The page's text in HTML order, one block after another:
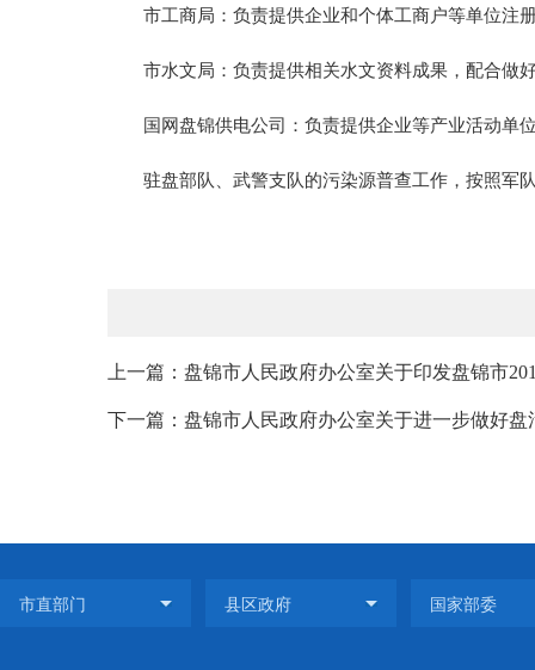
市工商局：负责提供企业和个体工商户等单位注
市水文局：负责提供相关水文资料成果，配合做
国网盘锦供电公司：负责提供企业等产业活动单
驻盘部队、武警支队的污染源普查工作，按照军
上一篇：盘锦市人民政府办公室关于印发盘锦市
下一篇：盘锦市人民政府办公室关于进一步做好